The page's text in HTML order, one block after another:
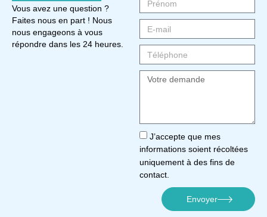
Vous avez une question ?
Faites nous en part ! Nous
nous engageons à vous
répondre dans les 24 heures.
J’accepte que mes
informations soient récoltées
uniquement à des fins de
contact.
Envoyer